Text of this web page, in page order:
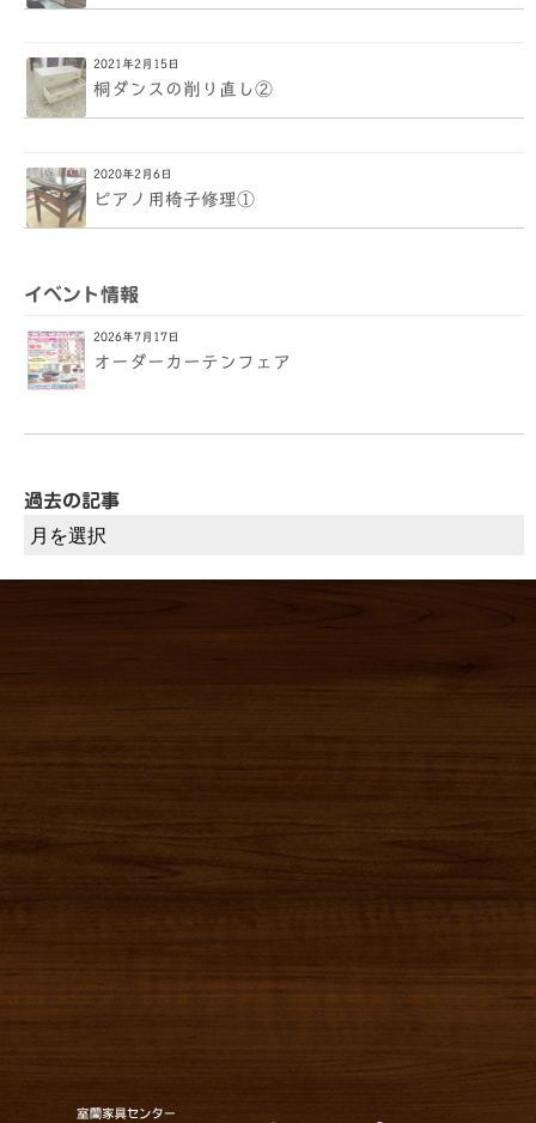
2021年2月15日
桐ダンスの削り直し②
2020年2月6日
ピアノ用椅子修理①
イベント情報
2026年7月17日
オーダーカーテンフェア
過去の記事